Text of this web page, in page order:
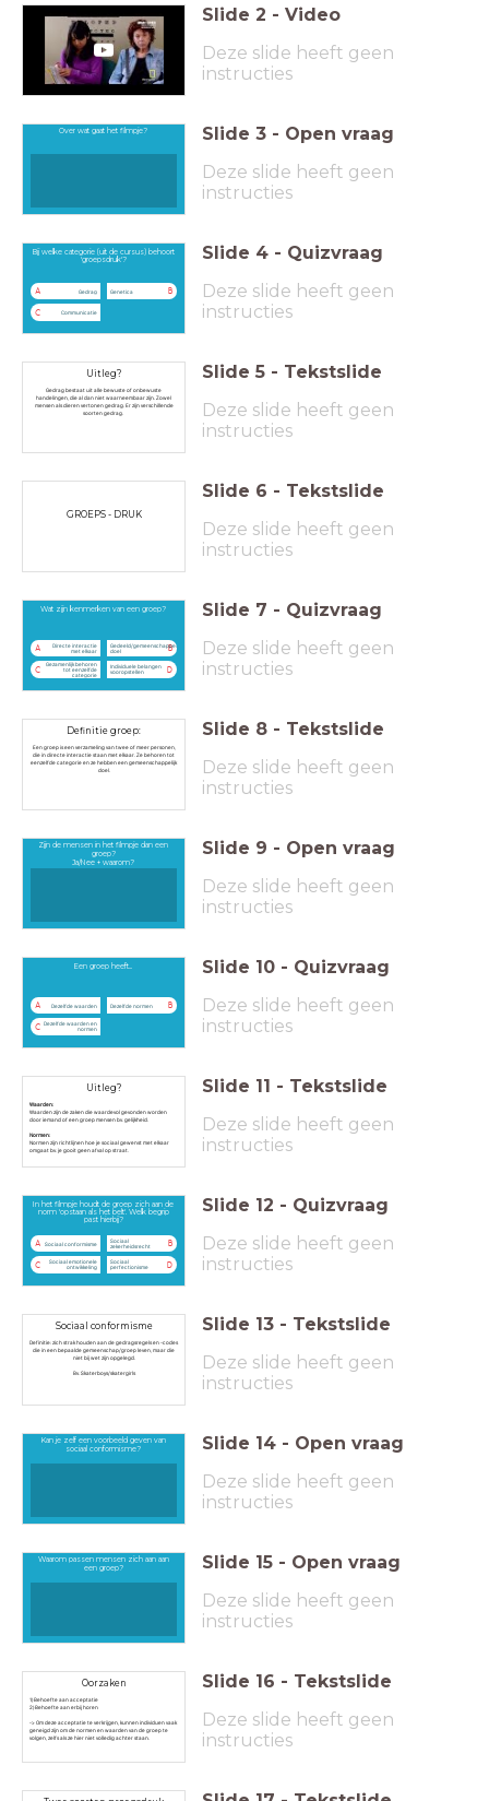
Slide 2 - Video
Deze slide heeft geen
instructies
Over wat gaat het filmpje? Slide 3 - Open vraag
Deze slide heeft geen
instructies
Bij welke categorie (uit de cursus) behoort
'groepsdruk'?
A Gedrag B
Genetica
C Communicatie
Slide 4 - Quizvraag
Deze slide heeft geen
instructies
Uitleg?
Gedrag bestaat uit alle bewuste of onbewuste
handelingen, die al dan niet waarneembaar zijn. Zowel
mensen als dieren vertonen gedrag. Er zijn verschillende
soorten gedrag.
Slide 5 - Tekstslide
Deze slide heeft geen
instructies
GROEPS - DRUK
Slide 6 - Tekstslide
Deze slide heeft geen
instructies
Wat zijn kenmerken van een groep?
A
Directe interactie
met elkaar
B
Gedeeld/gemeenschappelijk
doel
C
Gezamenlijk behoren
tot eenzelfde
categorie
D
Individuele belangen
vooropstellen
Slide 7 - Quizvraag
Deze slide heeft geen
instructies
Definitie groep:
Een groep is een verzameling van twee of meer personen,
die in directe interactie staan met elkaar. Ze behoren tot
eenzelfde categorie en ze hebben een gemeenschappelijk
doel.
Slide 8 - Tekstslide
Deze slide heeft geen
instructies
Zijn de mensen in het filmpje dan een
groep?
Ja/Nee + waarom?
Slide 9 - Open vraag
Deze slide heeft geen
instructies
Een groep heeft...
A Dezelfde waarden B
Dezelfde normen
C Dezelfde waarden en
normen
Slide 10 - Quizvraag
Deze slide heeft geen
instructies
Uitleg?
Waarden:
Waarden zijn de zaken die waardevol gevonden worden
door iemand of een groep mensen bv. gelijkheid.
Normen:
Normen zijn richtlijnen hoe je sociaal gewenst met elkaar
omgaat bv. je gooit geen afval op straat.
Slide 11 - Tekstslide
Deze slide heeft geen
instructies
In het filmpje houdt de groep zich aan de
norm 'opstaan als het belt'. Welk begrip
past hierbij?
A Sociaal conformisme B
Sociaal
zekerheidsrecht
C
Sociaal emotionele
ontwikkeling
D
Sociaal
perfectionisme
Slide 12 - Quizvraag
Deze slide heeft geen
instructies
Sociaal conformisme
Definitie: zich strak houden aan de gedragsregels en ‑codes
die in een bepaalde gemeenschap/groep leven, maar die
niet bij wet zijn opgelegd.
Bv. Skaterboys/skatergirls
Slide 13 - Tekstslide
Deze slide heeft geen
instructies
Kan je zelf een voorbeeld geven van
sociaal conformisme?
Slide 14 - Open vraag
Deze slide heeft geen
instructies
Waarom passen mensen zich aan aan
een groep?
Slide 15 - Open vraag
Deze slide heeft geen
instructies
Oorzaken
1) Behoefte aan acceptatie
2) Behoefte aan erbij horen
-> Om deze acceptatie te verkrijgen, kunnen individuen vaak
geneigd zijn om de normen en waarden van de groep te
volgen, zelfs als ze hier niet volledig achter staan.
Slide 16 - Tekstslide
Deze slide heeft geen
instructies